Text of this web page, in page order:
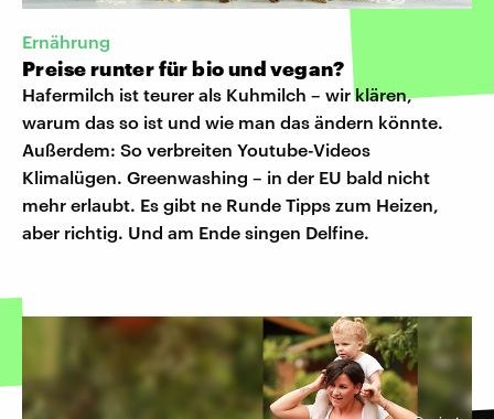
Ernährung
Preise runter für bio und vegan?
Hafermilch ist teurer als Kuhmilch – wir klären,
warum das so ist und wie man das ändern könnte.
Außerdem: So verbreiten Youtube-Videos
Klimalügen. Greenwashing – in der EU bald nicht
mehr erlaubt. Es gibt ne Runde Tipps zum Heizen,
aber richtig. Und am Ende singen Delfine.